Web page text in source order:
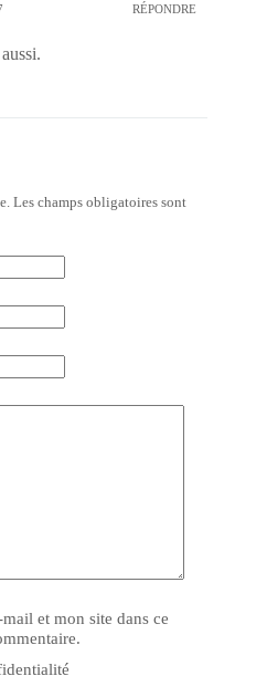
RÉPONDRE
Les champs obligatoires sont
et mon site dans ce